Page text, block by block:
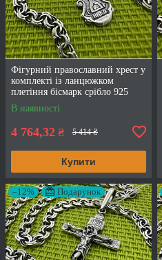
Фігурний православний хрест у
комплекті із ланцюжком
плетіння бісмарк срібло 925
проби
В наявності
4 764,32 ₴ 5 414 ₴
Купити
–12% Подарунок